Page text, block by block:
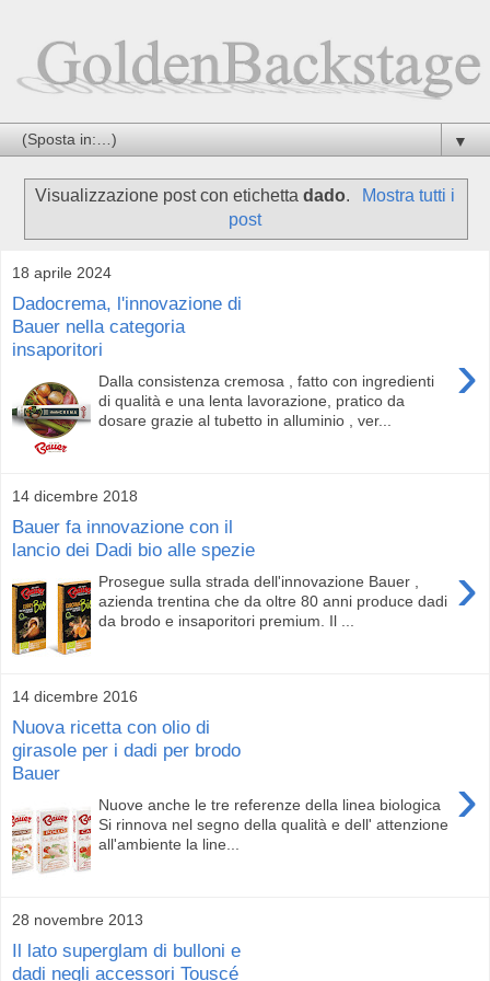
▼
Visualizzazione post con etichettadado.
Mostra tutti i
post
18 aprile 2024
Dadocrema, l'innovazione di
Bauer nella categoria
insaporitori
›
Dalla consistenza cremosa , fatto con ingredienti
di qualità e una lenta lavorazione, pratico da
dosare grazie al tubetto in alluminio , ver...
14 dicembre 2018
Bauer fa innovazione con il
lancio dei Dadi bio alle spezie
›
Prosegue sulla strada dell'innovazione Bauer ,
azienda trentina che da oltre 80 anni produce dadi
da brodo e insaporitori premium. Il ...
14 dicembre 2016
Nuova ricetta con olio di
girasole per i dadi per brodo
Bauer
›
Nuove anche le tre referenze della linea biologica
Si rinnova nel segno della qualità e dell' attenzione
all'ambiente la line...
28 novembre 2013
Il lato superglam di bulloni e
dadi negli accessori Touscé